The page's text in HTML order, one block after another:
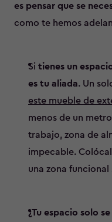
es pensar que se
como te hemos
Si tienes un
es tu aliada. Un
este mueble de
menos de un
trabajo, zona de
impecable.
una zona
¿Tu espacio solo